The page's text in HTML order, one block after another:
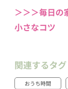
＞＞＞毎日の
小さなコツ
関連するタグ
おうち時間